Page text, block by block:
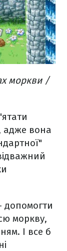
моркви /
адже вона
допомогти
моркву,
І все б